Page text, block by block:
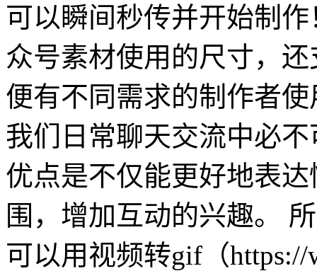
可以瞬间秒传并开始制
众号素材使用的尺寸，
便有不同需求的制作者
我们日常聊天交流中必
优点是不仅能更好地表
围，增加互动的兴趣。
可以用视频转gif（